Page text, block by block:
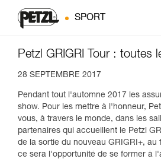
SPORT
Petzl GRIGRI Tour : toutes
28 SEPTEMBRE 2017
Pendant tout l'automne 2017 les
show. Pour les mettre à l'honneur,
vous, à travers le monde, dans les
partenaires qui accueillent le Petzl
de la sortie du nouveau GRIGRI+, au
ce sera l'opportunité de se former à